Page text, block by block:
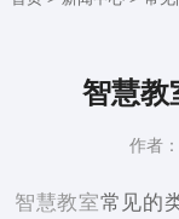
智慧教
作者
智慧教室常见的